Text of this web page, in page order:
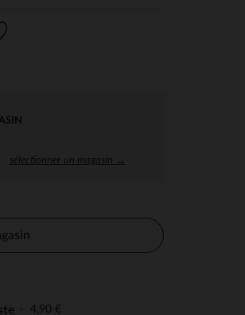
sélectionner un magasin →
4,90 €